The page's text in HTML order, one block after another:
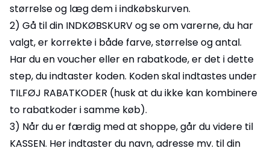
størrelse og læg dem i indkøbskurven.
2) Gå til din INDKØBSKURV og se om varerne, du har
valgt, er korrekte i både farve, størrelse og antal.
Har du en voucher eller en rabatkode, er det i dette
step, du indtaster koden. Koden skal indtastes under
TILFØJ RABATKODER (husk at du ikke kan kombinere
to rabatkoder i samme køb).
3) Når du er færdig med at shoppe, går du videre til
KASSEN. Her indtaster du navn, adresse mv. til din